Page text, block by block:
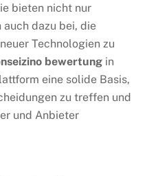
bieten nicht nur
dazu bei, die
Technologien zu
bewertung in
eine solide Basis,
zu treffen und
und Anbieter